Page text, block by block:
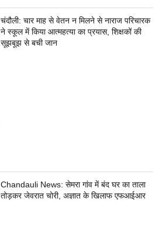
चंदौली: चार माह से वेतन न मिलने से नाराज परिचारक
ने स्कूल में किया आत्महत्या का प्रयास, शिक्षकों की
सूझबूझ से बची जान
Chandauli News: सेमरा गांव में बंद घर का ताला
तोड़कर जेवरात चोरी, अज्ञात के खिलाफ एफआईआर